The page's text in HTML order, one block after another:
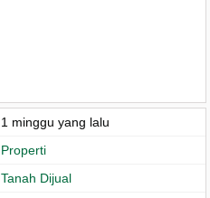
1 minggu yang lalu
Properti
Tanah Dijual